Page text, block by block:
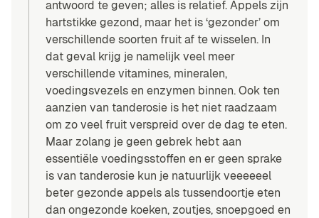
antwoord te geven; alles is relatief. Appels zijn
hartstikke gezond, maar het is ‘gezonder’ om
verschillende soorten fruit af te wisselen. In
dat geval krijg je namelijk veel meer
verschillende vitamines, mineralen,
voedingsvezels en enzymen binnen. Ook ten
aanzien van tanderosie is het niet raadzaam
om zo veel fruit verspreid over de dag te eten.
Maar zolang je geen gebrek hebt aan
essentiële voedingsstoffen en er geen sprake
is van tanderosie kun je natuurlijk veeeeeel
beter gezonde appels als tussendoortje eten
dan ongezonde koeken, zoutjes, snoepgoed en